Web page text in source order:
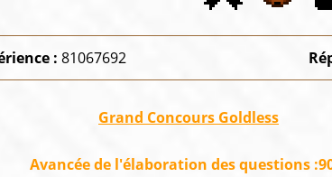
: 81067692
Grand Concours Goldless
Avancée de l'élaboration des questions